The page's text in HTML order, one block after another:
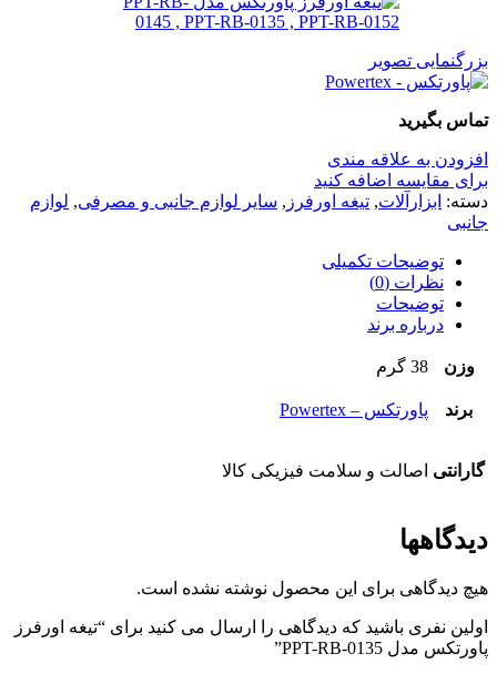
بزرگنمایی تصویر
تماس بگیرید
افزودن به علاقه مندی
برای مقایسه اضافه کنید
دسته: ابزارآلات, تیغه اورفرز , سایر لوازم جانبی و مصرفی, لوازم
جانبی
توضیحات تکمیلی
نظرات (0)
توضیحات
درباره برند
وزن 38 گرم
برند پاورتکس – Powertex
گارانتی اصالت و سلامت فیزیکی کالا
دیدگاهها
هیچ دیدگاهی برای این محصول نوشته نشده است.
اولین نفری باشید که دیدگاهی را ارسال می کنید برای “تیغه اورفرز
پاورتکس مدل PPT-RB-0135”